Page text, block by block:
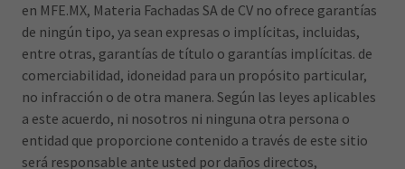
en MFE.MX, Materia Fachadas SA de CV no ofrece garantías
de ningún tipo, ya sean expresas o implícitas, incluidas,
entre otras, garantías de título o garantías implícitas. de
comerciabilidad, idoneidad para un propósito particular,
no infracción o de otra manera. Según las leyes aplicables
a este acuerdo, ni nosotros ni ninguna otra persona o
entidad que proporcione contenido a través de este sitio
será responsable ante usted por daños directos,